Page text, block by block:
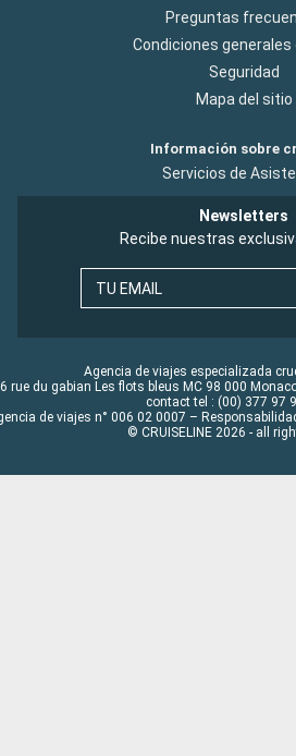
Preguntas
Condiciones generales
Seguridad
Mapa del sitio
Información sobre
Servicios de
Newsletters
Recibe nuestras
TU EMAIL
Agencia de viajes especializada
rue du gabian Les flots bleus MC 98 000
contact tel : (00) 377 97
de viajes n° 006 02 0007 –
© CRUISELINE 2026 - all